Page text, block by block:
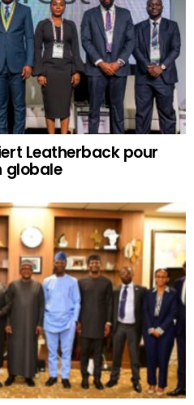
Leatherback pour
globale